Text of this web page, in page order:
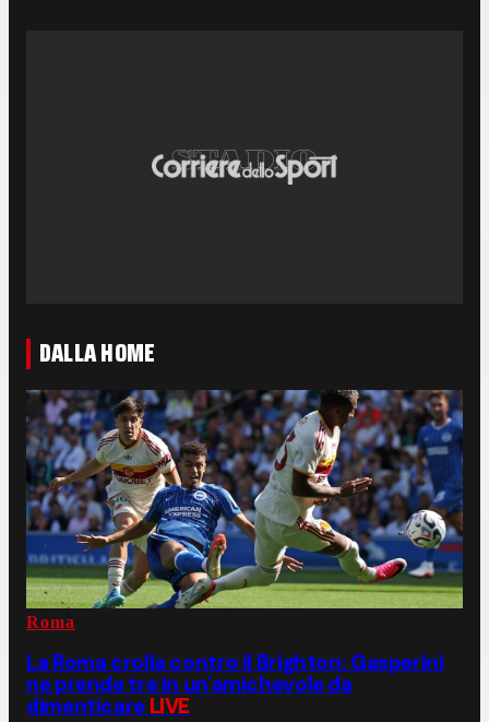
DALLA HOME
Roma
La Roma crolla contro il Brighton: Gasperini
ne prende tre in un'amichevole da
dimenticare LIVE